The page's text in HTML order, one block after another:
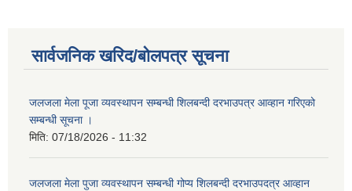
सार्वजनिक खरिद/बोलपत्र सूचना
जलजला मेला पूजा व्यवस्थापन सम्बन्धी शिलबन्दी दरभाउपत्र आव्हान गरिएको
सम्बन्धी सूचना ।
मिति: 07/18/2026 - 11:32
जलजला मेला पुजा व्यवस्थापन सम्बन्धी गोप्य शिलबन्दी दरभाउपदत्र आव्हान